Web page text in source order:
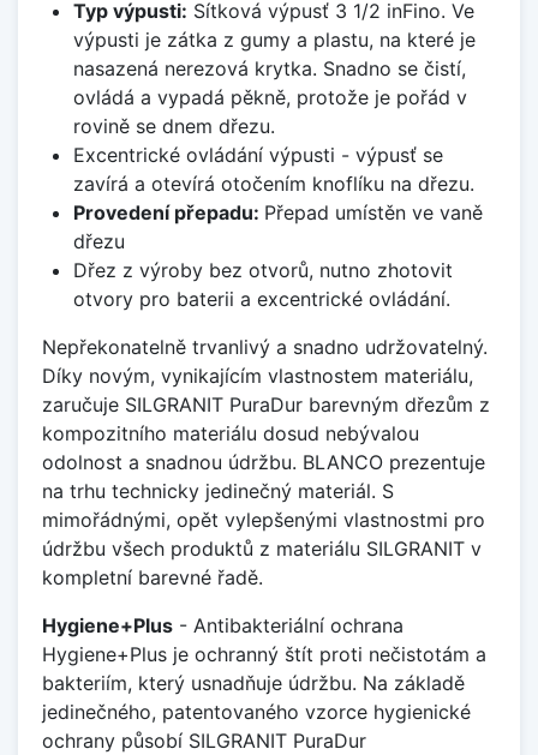
Typ výpusti: Sítková výpusť 3 1/2 inFino. Ve
výpusti je zátka z gumy a plastu, na které je
nasazená nerezová krytka. Snadno se čistí,
ovládá a vypadá pěkně, protože je pořád v
rovině se dnem dřezu.
Excentrické ovládání výpusti - výpusť se
zavírá a otevírá otočením knoflíku na dřezu.
Provedení přepadu: Přepad umístěn ve vaně
dřezu
Dřez z výroby bez otvorů, nutno zhotovit
otvory pro baterii a excentrické ovládání.
Nepřekonatelně trvanlivý a snadno udržovatelný.
Díky novým, vynikajícím vlastnostem materiálu,
zaručuje SILGRANIT PuraDur barevným dřezům z
kompozitního materiálu dosud nebývalou
odolnost a snadnou údržbu. BLANCO prezentuje
na trhu technicky jedinečný materiál. S
mimořádnými, opět vylepšenými vlastnostmi pro
údržbu všech produktů z materiálu SILGRANIT v
kompletní barevné řadě.
Hygiene+Plus - Antibakteriální ochrana
Hygiene+Plus je ochranný štít proti nečistotám a
bakteriím, který usnadňuje údržbu. Na základě
jedinečného, patentovaného vzorce hygienické
ochrany působí SILGRANIT PuraDur